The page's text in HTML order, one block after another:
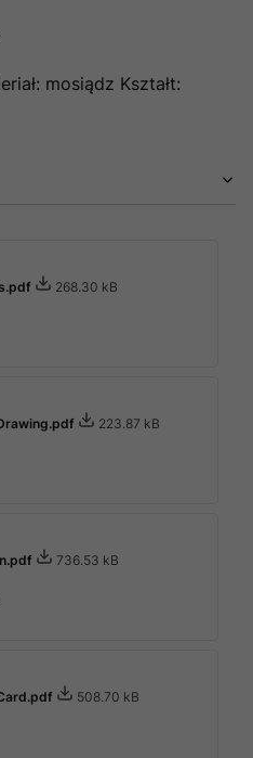
mosiądz Kształt:
268.30 kB
223.87 kB
736.53 kB
508.70 kB